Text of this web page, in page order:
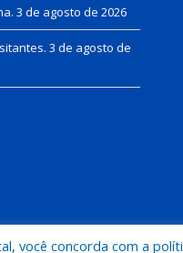
3 de agosto de 2026
3 de agosto de
você concorda com a